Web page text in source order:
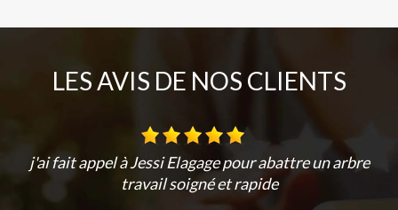
LES AVIS DE NOS CLIENTS
j'ai fait appel à Jessi Elagage pour abattre un arbre
travail soigné et rapide